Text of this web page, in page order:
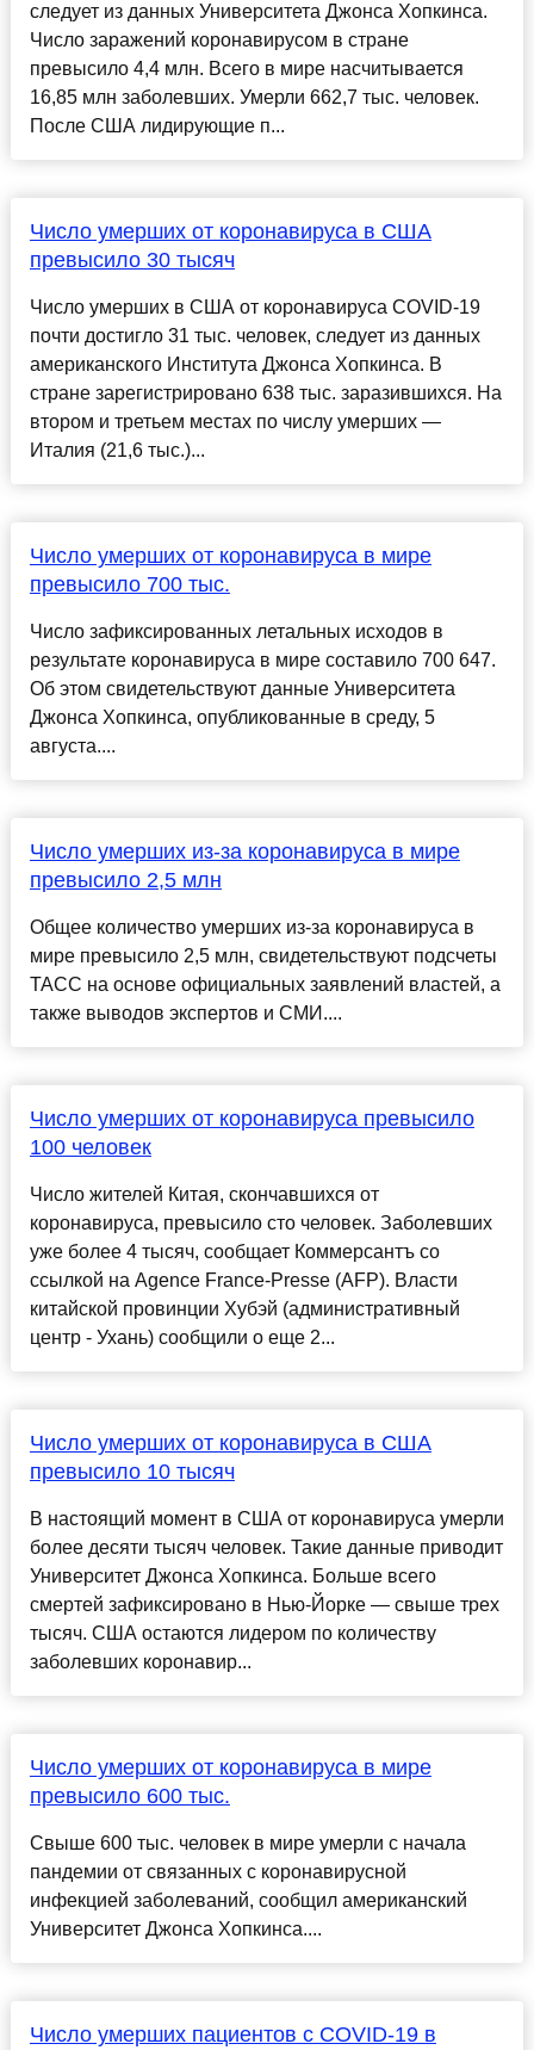
следует из данных Университета Джонса Хопкинса.
Число заражений коронавирусом в стране
превысило 4,4 млн. Всего в мире насчитывается
16,85 млн заболевших. Умерли 662,7 тыс. человек.
После США лидирующие п...
Число умерших от коронавируса в США
превысило 30 тысяч
Число умерших в США от коронавируса COVID-19
почти достигло 31 тыс. человек, следует из данных
американского Института Джонса Хопкинса. В
стране зарегистрировано 638 тыс. заразившихся. На
втором и третьем местах по числу умерших —
Италия (21,6 тыс.)...
Число умерших от коронавируса в мире
превысило 700 тыс.
Число зафиксированных летальных исходов в
результате коронавируса в мире составило 700 647.
Об этом свидетельствуют данные Университета
Джонса Хопкинса, опубликованные в среду, 5
августа....
Число умерших из-за коронавируса в мире
превысило 2,5 млн
Общее количество умерших из-за коронавируса в
мире превысило 2,5 млн, свидетельствуют подсчеты
ТАСС на основе официальных заявлений властей, а
также выводов экспертов и СМИ....
Число умерших от коронавируса превысило
100 человек
Число жителей Китая, скончавшихся от
коронавируса, превысило сто человек. Заболевших
уже более 4 тысяч, сообщает Коммерсантъ со
ссылкой на Agence France-Presse (AFP). Власти
китайской провинции Хубэй (административный
центр - Ухань) сообщили о еще 2...
Число умерших от коронавируса в США
превысило 10 тысяч
В настоящий момент в США от коронавируса умерли
более десяти тысяч человек. Такие данные приводит
Университет Джонса Хопкинса. Больше всего
смертей зафиксировано в Нью-Йорке — свыше трех
тысяч. США остаются лидером по количеству
заболевших коронавир...
Число умерших от коронавируса в мире
превысило 600 тыс.
Свыше 600 тыс. человек в мире умерли с начала
пандемии от связанных с коронавирусной
инфекцией заболеваний, сообщил американский
Университет Джонса Хопкинса....
Число умерших пациентов с COVID-19 в